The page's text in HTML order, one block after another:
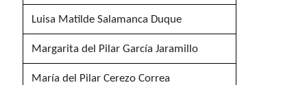
Luisa Matilde Salamanca Duque
Margarita del Pilar García Jaramillo
María del Pilar Cerezo Correa